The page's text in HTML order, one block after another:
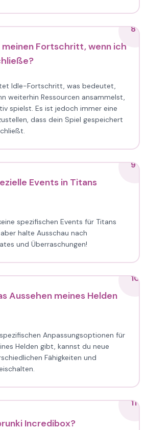
8
Fortschritt, wenn ich
Idle-Fortschritt, was bedeutet,
weiterhin Ressourcen ansammelst,
spielst. Es ist jedoch immer eine
dass dein Spiel gespeichert
9
Events in Titans
spezifischen Events für Titans
halte Ausschau nach
und Überraschungen!
10
Aussehen meines Helden
Anpassungsoptionen für
Helden gibt, kannst du neue
Fähigkeiten und
11
Incredibox?